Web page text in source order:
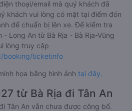
thoại/email mà quý khách đã
khách vui lòng có mặt tại điểm đón
để chuẩn bị lên xe. Để kiểm tra
Long An từ Bà Rịa - Bà Rịa-Vũng
lòng truy cập
booking/ticketinfo
họa bằng hình ảnh tại đây.
từ Bà Rịa đi Tân An
Tân An vẫn chưa được công bố.